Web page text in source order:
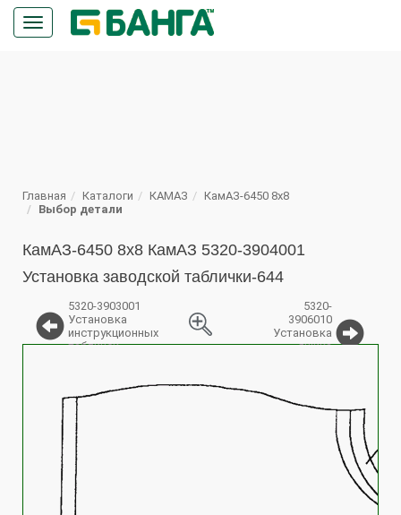
Кнопка
меню
Главная Каталоги КАМАЗ
КамАЗ-6450 8х8
Выбор детали
КамАЗ-6450 8х8 КамАЗ 5320-3904001
Установка заводской таблички-644
5320-3903001
Установка
инструкционных
табличек
5320-
3906010
Установка
ящика